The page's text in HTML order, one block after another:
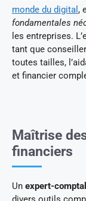
monde du digital ,
fondamentales
les entreprises.
tant que
toutes tailles,
et financier
Maîtrise
financiers
Un expert-